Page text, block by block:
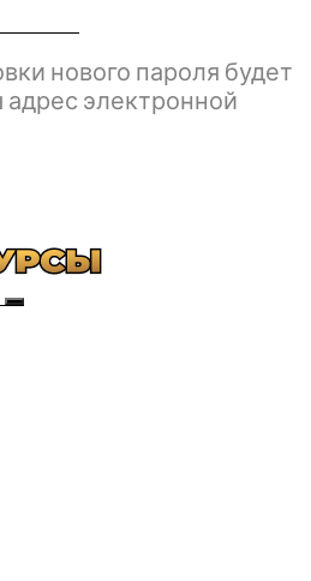
нового пароля будет
адрес электронной